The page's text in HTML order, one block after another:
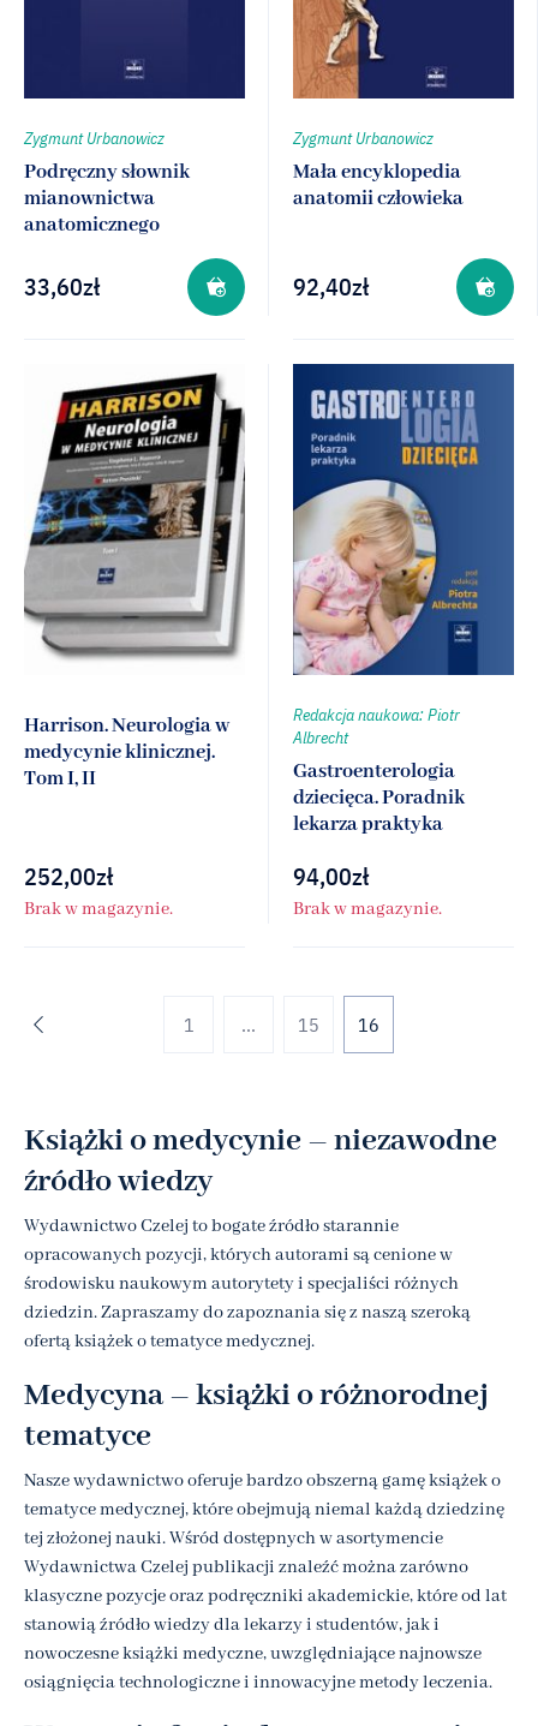
Zygmunt Urbanowicz
Podręczny słownik
mianownictwa
anatomicznego
33,60zł
Zygmunt Urbanowicz
Mała encyklopedia
anatomii człowieka
92,40zł
Harrison. Neurologia w
medycynie klinicznej.
Tom I, II
252,00zł
Brak w magazynie.
Redakcja naukowa: Piotr
Albrecht
Gastroenterologia
dziecięca. Poradnik
lekarza praktyka
94,00zł
Brak w magazynie.
1 ... 15
Książki o medycynie – niezawodne
źródło wiedzy
Wydawnictwo Czelej to bogate źródło starannie
opracowanych pozycji, których autorami są cenione w
środowisku naukowym autorytety i specjaliści różnych
dziedzin. Zapraszamy do zapoznania się z naszą szeroką
ofertą książek o tematyce medycznej.
Medycyna – książki o różnorodnej
tematyce
Nasze wydawnictwo oferuje bardzo obszerną gamę książek o
tematyce medycznej, które obejmują niemal każdą dziedzinę
tej złożonej nauki. Wśród dostępnych w asortymencie
Wydawnictwa Czelej publikacji znaleźć można zarówno
klasyczne pozycje oraz podręczniki akademickie, które od lat
stanowią źródło wiedzy dla lekarzy i studentów, jak i
nowoczesne książki medyczne, uwzględniające najnowsze
osiągnięcia technologiczne i innowacyjne metody leczenia.